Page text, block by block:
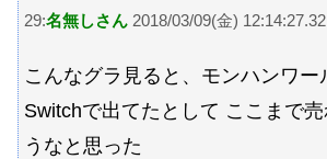
29:名無しさん 2018/03/09(金)
こんなグラ見ると、モンハンワー
Switchで出てたとして ここまで
うなと思った